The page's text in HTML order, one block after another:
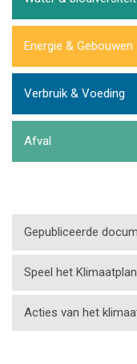
Energie & Gebouwen
Verbruik & Voeding
Afval
Gepubliceerde
Speel het
Acties van het